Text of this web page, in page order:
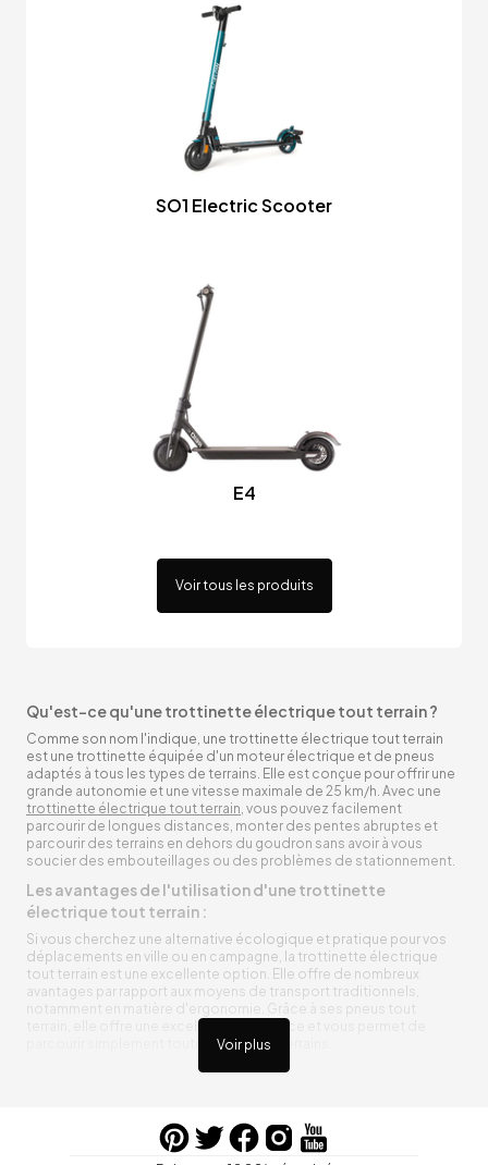
SO1 Electric Scooter
E4
Voir tous les produits
Voir plus
Qu'est-ce qu'une trottinette électrique tout terrain ?
Comme son nom l'indique, une trottinette électrique tout terrain
est une trottinette équipée d'un moteur électrique et de pneus
adaptés à tous les types de terrains. Elle est conçue pour offrir une
grande autonomie et une vitesse maximale de 25 km/h. Avec une
trottinette électrique tout terrain, vous pouvez facilement
parcourir de longues distances, monter des pentes abruptes et
parcourir des terrains en dehors du goudron sans avoir à vous
soucier des embouteillages ou des problèmes de stationnement.
Les avantages de l'utilisation d'une trottinette
électrique tout terrain :
Si vous cherchez une alternative écologique et pratique pour vos
déplacements en ville ou en campagne, la trottinette électrique
tout terrain est une excellente option. Elle offre de nombreux
avantages par rapport aux moyens de transport traditionnels,
notamment en matière d'ergonomie. Grâce à ses pneus tout
terrain, elle offre une excellente adhérence et vous permet de
parcourir simplement toutes sortes de terrains.
Trottinette électrique tout terrain ergonomique
entre vos trajets, vous n’aurez pas à vous soucier de l’état de sa
batterie. De plus, elle est équipée de pneus résistants qui peuvent